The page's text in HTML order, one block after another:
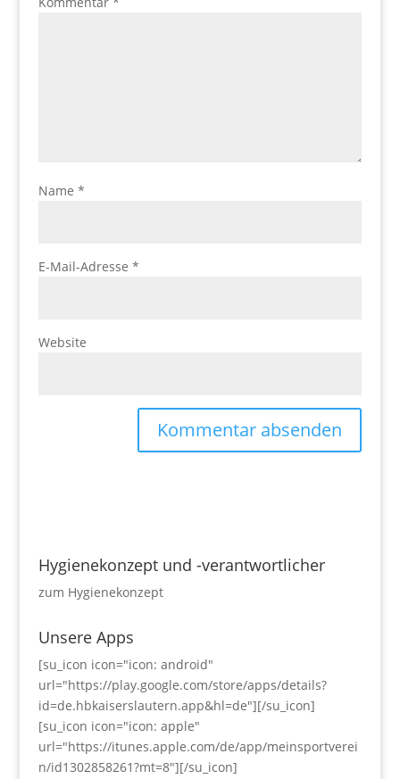
Name *
E-Mail-Adresse *
Website
Hygienekonzept und -verantwortlicher
zum Hygienekonzept
Unsere Apps
[su_icon icon="icon: android"
url="https://play.google.com/store/apps/details?
id=de.hbkaiserslautern.app&hl=de"][/su_icon]
[su_icon icon="icon: apple"
url="https://itunes.apple.com/de/app/meinsportverei
n/id1302858261?mt=8"][/su_icon]